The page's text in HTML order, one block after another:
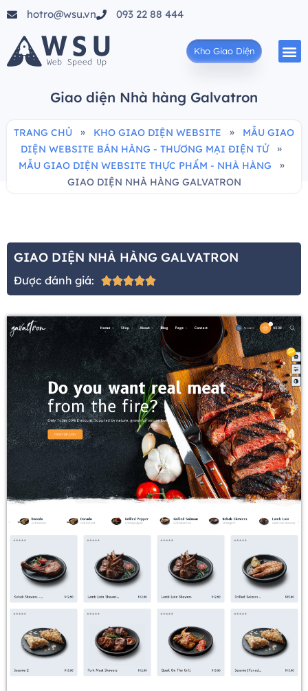
hotro@wsu.vn 093 22 88 444
Kho Giao Diện
Giao diện Nhà hàng Galvatron
TRANG CHỦ » KHO GIAO DIỆN WEBSITE »
MẪU GIAO
DIỆN WEBSITE BÁN HÀNG - THƯƠNG MẠI ĐIỆN TỬ
»
MẪU GIAO DIỆN WEBSITE THỰC PHẨM - NHÀ HÀNG
»
GIAO DIỆN NHÀ HÀNG GALVATRON
GIAO DIỆN NHÀ HÀNG GALVATRON
Được đánh giá: 